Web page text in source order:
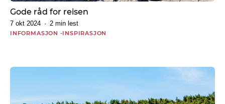
Gode råd for reisen
7 okt 2024 2 min lest
INFORMASJON INSPIRASJON